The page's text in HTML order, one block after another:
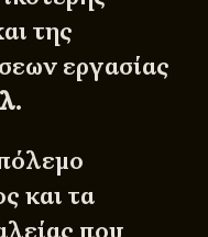
της
εργασίας
.
και τα
που